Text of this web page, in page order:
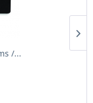
/...